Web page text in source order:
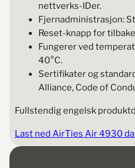
nettverks-IDer.
Fjernadministrasjon:
Reset-knapp for
Fungerer ved
40°C.
Sertifikater og
Alliance, Code of
Fullstendig engelsk
Last ned AirTies Air 4930